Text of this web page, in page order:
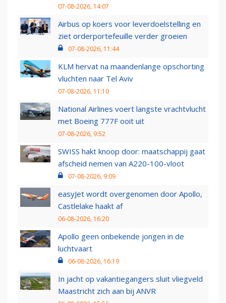
07-08-2026, 14:07
Airbus op koers voor leverdoelstelling en
ziet orderportefeuille verder groeien
07-08-2026, 11:44
KLM hervat na maandenlange opschorting
vluchten naar Tel Aviv
07-08-2026, 11:10
National Airlines voert langste vrachtvlucht
met Boeing 777F ooit uit
07-08-2026, 9:52
SWISS hakt knoop door: maatschappij gaat
afscheid nemen van A220-100-vloot
07-08-2026, 9:09
easyJet wordt overgenomen door Apollo,
Castlelake haakt af
06-08-2026, 16:20
Apollo geen onbekende jongen in de
luchtvaart
06-08-2026, 16:19
In jacht op vakantiegangers sluit vliegveld
Maastricht zich aan bij ANVR